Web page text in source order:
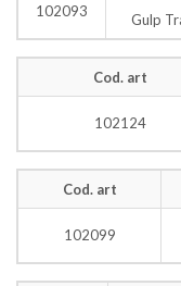
102093 Gulp
Cod. art
102124
Cod. art
102099